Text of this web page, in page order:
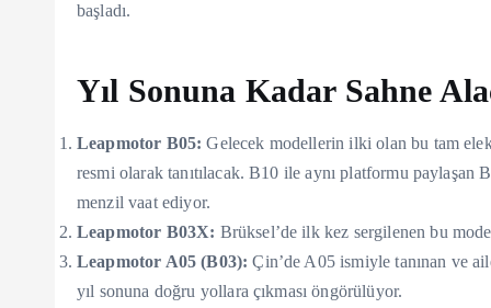
başladı.
Yıl Sonuna Kadar Sahne
Leapmotor B05: Gelecek modellerin ilki olan bu tam
resmi olarak tanıtılacak. B10 ile aynı platformu paylaşan
menzil vaat ediyor.
Leapmotor B03X: Brüksel’de ilk kez sergilenen bu
Leapmotor A05 (B03): Çin’de A05 ismiyle tanınan ve
yıl sonuna doğru yollara çıkması öngörülüyor.